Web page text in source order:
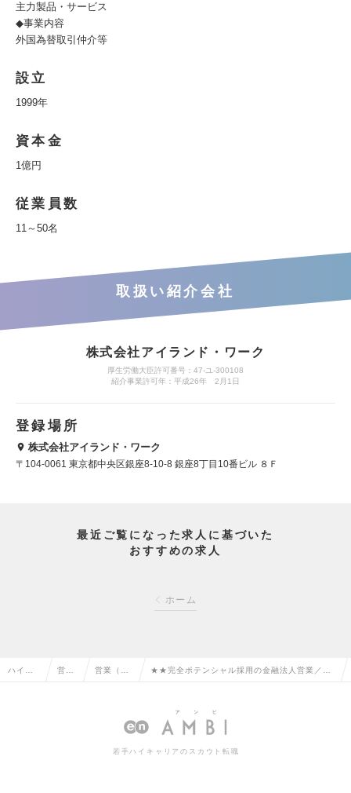
主力製品・サービス
◆事業内容
外国為替取引仲介等
設立
1999年
資本金
1億円
従業員数
11～50名
取扱い紹介会社
株式会社アイランド・ワーク
厚生労働大臣許可番号：47-ユ-300108
紹介事業許可年：平成26年 2月1日
登録場所
株式会社アイランド・ワーク
〒104-0061 東京都中央区銀座8-10-8 銀座8丁目10番ビル ８Ｆ
最近ご覧になった求人に基づいた
おすすめの求人
ホーム
ハイク 営業 営業（法 ★★完全ポテンシャル採用の金融法人営業／TO
取引の仕事の求人情報
若手ハイキャリアのスカウト転職